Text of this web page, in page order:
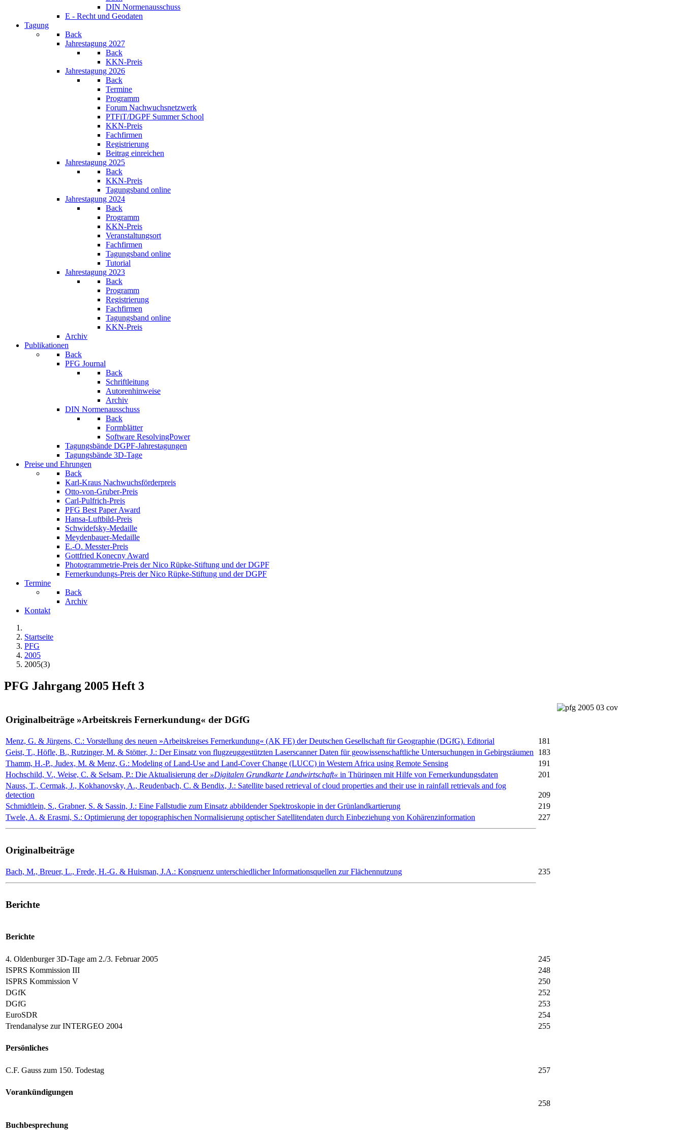
DIN Normenausschuss
E - Recht und Geodaten
Tagung
Back
Jahrestagung 2027
Back
KKN-Preis
Jahrestagung 2026
Back
Termine
Programm
Forum Nachwuchsnetzwerk
PTFiT/DGPF Summer School
KKN-Preis
Fachfirmen
Registrierung
Beitrag einreichen
Jahrestagung 2025
Back
KKN-Preis
Tagungsband online
Jahrestagung 2024
Back
Programm
KKN-Preis
Veranstaltungsort
Fachfirmen
Tagungsband online
Tutorial
Jahrestagung 2023
Back
Programm
Registrierung
Fachfirmen
Tagungsband online
KKN-Preis
Archiv
Publikationen
Back
PFG Journal
Back
Schriftleitung
Autorenhinweise
Archiv
DIN Normenausschuss
Back
Formblätter
Software ResolvingPower
Tagungsbände DGPF-Jahrestagungen
Tagungsbände 3D-Tage
Preise und Ehrungen
Back
Karl-Kraus Nachwuchsförderpreis
Otto-von-Gruber-Preis
Carl-Pulfrich-Preis
PFG Best Paper Award
Hansa-Luftbild-Preis
Schwidefsky-Medaille
Meydenbauer-Medaille
E.-O. Messter-Preis
Gottfried Konecny Award
Photogrammetrie-Preis der Nico Rüpke-Stiftung und der DGPF
Fernerkundungs-Preis der Nico Rüpke-Stiftung und der DGPF
Termine
Back
Archiv
Kontakt
Startseite
PFG
2005
2005(3)
PFG Jahrgang 2005 Heft 3
Originalbeiträge »Arbeitskreis Fernerkundung« der DGfG
Menz, G. & Jürgens, C.: Vorstellung des neuen »Arbeitskreises Fernerkundung« (AK FE) der Deutschen Gesellschaft für Geographie (DGfG). Editorial
181
Geist, T., Höfle, B., Rutzinger, M. & Stötter, J.: Der Einsatz von flugzeuggestützten Laserscanner Daten für geowissenschaftliche Untersuchungen in Gebirgsräumen
183
Thamm, H.-P., Judex, M. & Menz, G.: Modeling of Land-Use and Land-Cover Change (LUCC) in Western Africa using Remote Sensing
191
Hochschild, V., Weise, C. & Selsam, P.: Die Aktualisierung der »Digitalen Grundkarte Landwirtschaft« in Thüringen mit Hilfe von Fernerkundungsdaten
201
Nauss, T., Cermak, J., Kokhanovsky, A., Reudenbach, C. & Bendix, J.: Satellite based retrieval of cloud properties and their use in rainfall retrievals and fog
detection
209
Schmidtlein, S., Grabner, S. & Sassin, J.: Eine Fallstudie zum Einsatz abbildender Spektroskopie in der Grünlandkartierung
219
Twele, A. & Erasmi, S.: Optimierung der topographischen Normalisierung optischer Satellitendaten durch Einbeziehung von Kohärenzinformation
227
Originalbeiträge
Bach, M., Breuer, L., Frede, H.-G. & Huisman, J.A.: Kongruenz unterschiedlicher Informationsquellen zur Flächennutzung 235
Berichte
Berichte
4. Oldenburger 3D-Tage am 2./3. Februar 2005
245
ISPRS Kommission III
248
ISPRS Kommission V
250
DGfK
252
DGfG
253
EuroSDR
254
Trendanalyse zur INTERGEO 2004
255
Persönliches
C.F. Gauss zum 150. Todestag 257
Vorankündigungen
258
Buchbesprechung